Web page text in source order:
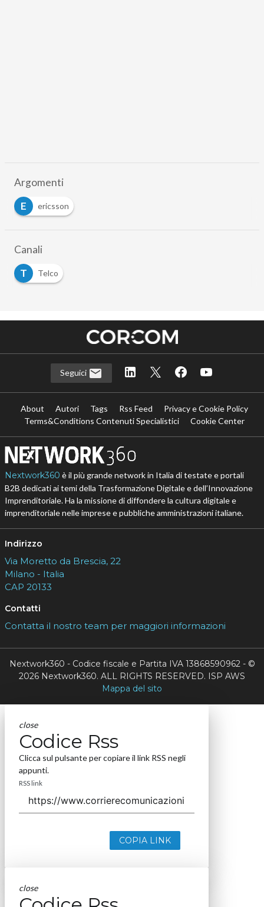
Argomenti
E
ericsson
Canali
T
Telco
Seguici
About Autori Tags Rss Feed
Privacy e Cookie Policy
Terms&Conditions Contenuti Specialistici
Cookie Center
Nextwork360 è il più grande network in Italia di testate e portali
B2B dedicati ai temi della Trasformazione Digitale e dell’Innovazione
Imprenditoriale. Ha la missione di diffondere la cultura digitale e
imprenditoriale nelle imprese e pubbliche amministrazioni italiane.
Indirizzo
Via Moretto da Brescia, 22
Milano - Italia
CAP 20133
Contatti
Contatta il nostro team per maggiori informazioni
Nextwork360 - Codice fiscale e Partita IVA 13868590962 - ©
2026 Nextwork360. ALL RIGHTS RESERVED. ISP AWS
Mappa del sito
close
Codice Rss
Clicca sul pulsante per copiare il link RSS negli
appunti.
RSS link
COPIA LINK
close